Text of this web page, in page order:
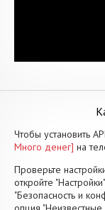
Чтобы установить
Много денег] на
Проверьте
откройте
"Безопасность и